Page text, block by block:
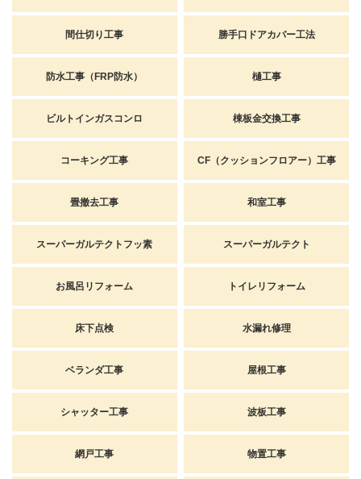
間仕切り工事 勝手口ドアカバー工法
防水工事（FRP防水） 樋工事
ビルトインガスコンロ 棟板金交換工事
コーキング工事 CF（クッションフロアー）工事
畳撤去工事 和室工事
スーパーガルテクトフッ素 スーパーガルテクト
お風呂リフォーム トイレリフォーム
床下点検 水漏れ修理
ベランダ工事 屋根工事
シャッター工事 波板工事
網戸工事 物置工事